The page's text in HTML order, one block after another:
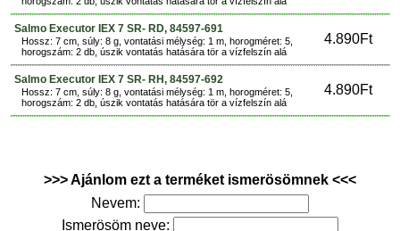
Salmo Executor IEX 7 SR- RD, 84597-691
4.890Ft
Hossz: 7 cm, súly: 8 g, vontatási mélység: 1 m, horogméret: 5,
horogszám: 2 db, úszik vontatás hatására tör a vízfelszín alá
Salmo Executor IEX 7 SR- RH, 84597-692
4.890Ft
Hossz: 7 cm, súly: 8 g, vontatási mélység: 1 m, horogméret: 5,
horogszám: 2 db, úszik vontatás hatására tör a vízfelszín alá
>>> Ajánlom ezt a terméket ismerösömnek <<<
Nevem:
Ismerösöm neve: